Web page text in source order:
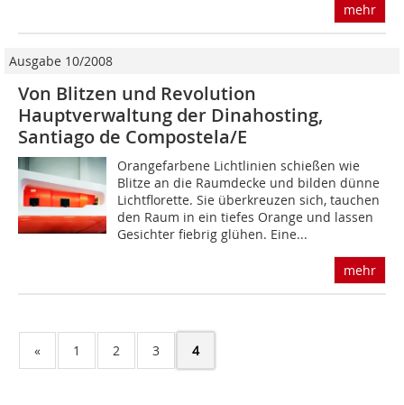
mehr
Ausgabe 10/2008
Von Blitzen und Revolution
Hauptverwaltung der Dinahosting,
Santiago de Compostela/E
Orangefarbene Lichtlinien schießen wie
Blitze an die Raumdecke und bilden dünne
Lichtflorette. Sie überkreuzen sich, tauchen
den Raum in ein tiefes Orange und lassen
Gesichter fiebrig glühen. Eine...
mehr
« 1 2 3 4